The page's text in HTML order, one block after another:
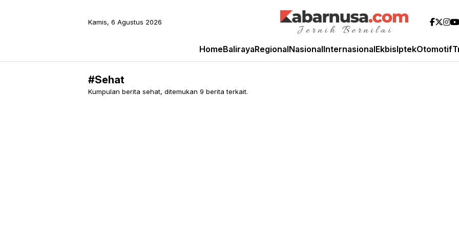
Kamis, 6 Agustus 2026
HomeBalirayaRegionalNasionalInternasionalEkbisIptekOtomotif
#Sehat
Kumpulan berita sehat, ditemukan 9 berita terkait.